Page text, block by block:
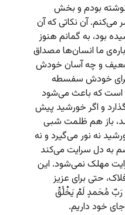
سال پیش نوشته بودم و بخش
می‌کنم. آن نکاتی که آن
بود، به گمانم هنوز
ما انسان‌ها مصداق
ضعیف و چه آسان خودش
برای خودش سفسطه
که باعث می‌شود
و اگر خورشید پیش
باز هم ظلمت شبی
نه نور می‌گیرد و نه
به دل سرایت می‌کند
مهلک نمی‌شود. این
حتی برای عزیز
رَبّ مُحَمدٍ لَمْ یَخْلُقْ
خود داریم.